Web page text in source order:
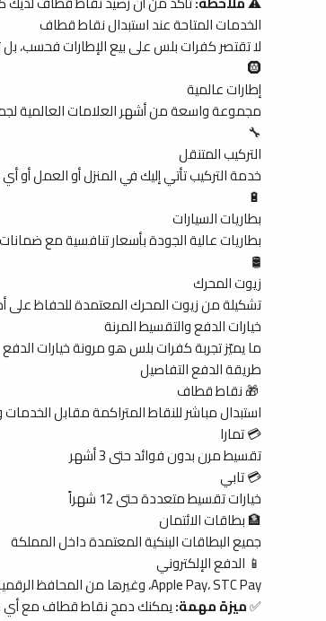
الخدمات المتاحة عند استبدال نقاط قطاف
لا تقتصر كفرات بلس على بيع الإطارات
🛞
إطارات عالمية
مجموعة واسعة من أشهر العلامات العالمية
🔧
التركيب المتنقل
خدمة التركيب تأتي إليك في المنزل أو العمل أو
🔋
بطاريات السيارات
بطاريات عالية الجودة بأسعار تنافسية مع
🛢️
زيوت المحرك
تشكيلة من زيوت المحرك المعتمدة للحفاظ على
خيارات الدفع والتقسيط المرنة
ما يميّز تجربة كفرات بلس هو مرونة خيارات
طريقة الدفع التفاصيل
🎁 نقاط قطاف
استبدال مباشر للنقاط المتراكمة مقابل الخدمات
💳 تمارا
تقسيط مرن بدون فوائد حتى 3 أشهر
💳 تابي
خيارات تقسيط متعددة حتى 12 شهراً
🏦 بطاقات الائتمان
جميع البطاقات البنكية المعتمدة داخل المملكة
📱 الدفع الإلكتروني
Apple Pay، STC Pay، وغيرها من المحافظ الرقمية
✅ميزة مهمة:يمكنك دمج نقاط قطاف مع أي